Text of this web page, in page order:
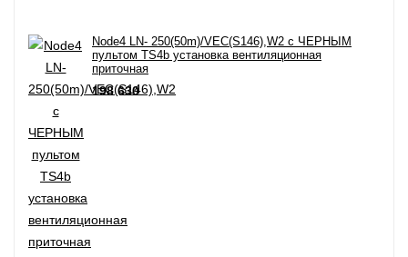
Node4 LN- 250(50m)/VEC(S146),W2 с ЧЕРНЫМ
пультом TS4b установка вентиляционная
приточная
198 630